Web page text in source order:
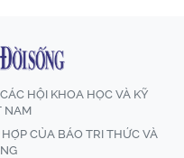
HỘI KHOA HỌC VÀ KỸ
NAM
CỦA BÁO TRI THỨC VÀ